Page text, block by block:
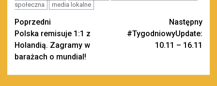
społeczna
media lokalne
Zobacz
wpisy
Poprzedni
Polska remisuje 1:1 z
Holandią. Zagramy w
barażach o mundial!
Następny
#TygodniowyUpdate:
10.11 – 16.11